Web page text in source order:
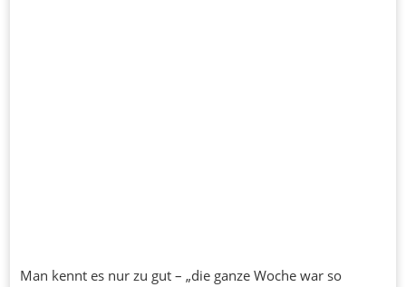
Man kennt es nur zu gut – „die ganze Woche war so